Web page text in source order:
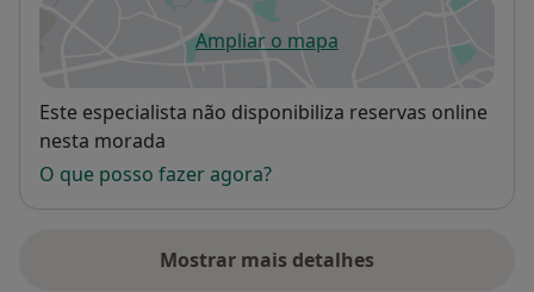
Ampliar o mapaabre num novo separador
Disponibilidade
Este especialista não disponibiliza reservas online
nesta morada
O que posso fazer agora?
Mostrar mais detalhes
sobre o endereço